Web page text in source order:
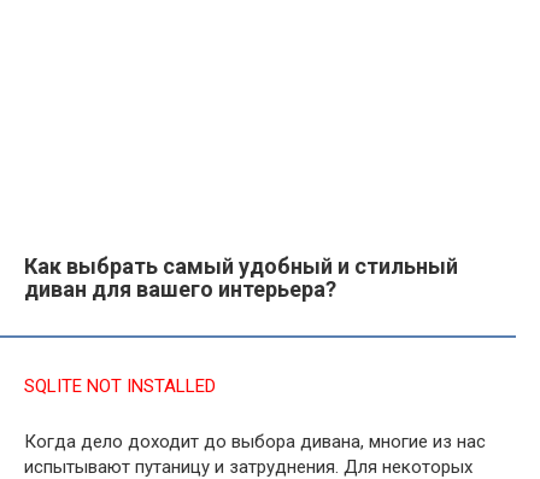
Как выбрать самый удобный и стильный
диван для вашего интерьера?
SQLITE NOT INSTALLED
Когда дело доходит до выбора дивана, многие из нас
испытывают путаницу и затруднения. Для некоторых